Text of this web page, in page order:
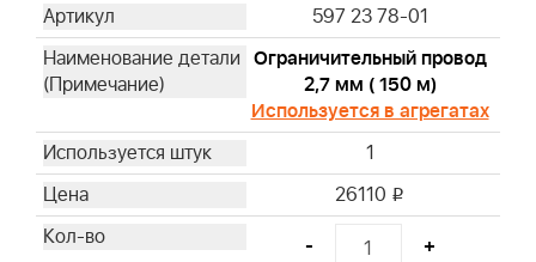
597 23 78-01
Ограничительный провод
2,7 мм ( 150 м)
Используется в агрегатах
1
26110 i
- +